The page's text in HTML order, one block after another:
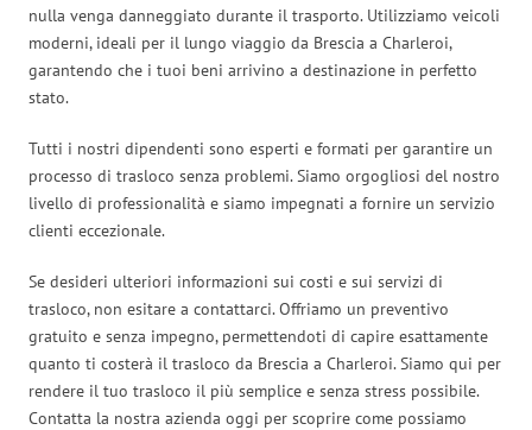
nulla venga danneggiato durante il trasporto. Utilizziamo veicoli
moderni, ideali per il lungo viaggio da Brescia a Charleroi,
garantendo che i tuoi beni arrivino a destinazione in perfetto
stato.
Tutti i nostri dipendenti sono esperti e formati per garantire un
processo di trasloco senza problemi. Siamo orgogliosi del nostro
livello di professionalità e siamo impegnati a fornire un servizio
clienti eccezionale.
Se desideri ulteriori informazioni sui costi e sui servizi di
trasloco, non esitare a contattarci. Offriamo un preventivo
gratuito e senza impegno, permettendoti di capire esattamente
quanto ti costerà il trasloco da Brescia a Charleroi. Siamo qui per
rendere il tuo trasloco il più semplice e senza stress possibile.
Contatta la nostra azienda oggi per scoprire come possiamo